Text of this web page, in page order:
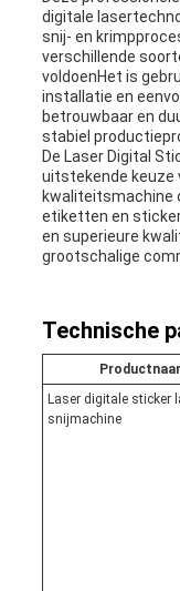
digitale
snij- en
verschillende
voldoenHet is
installatie en
betrouwbaar en
stabiel
De Laser Digital
uitstekende keuze
kwaliteitsmachine
etiketten en
en superieure
grootschalige
Technische
Laser digitale sticker
snijmachine